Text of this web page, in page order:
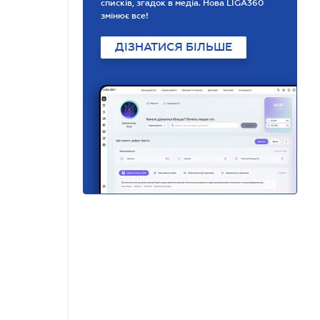
списків, згадок в медіа. Нова LIGA360
змінює все!
ДІЗНАТИСЯ БІЛЬШЕ